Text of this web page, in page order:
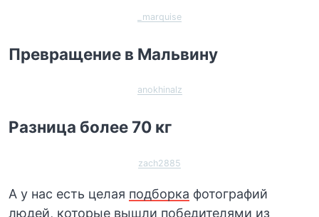
_marquise
Превращение в Мальвину
anokhinalz
Разница более 70 кг
zach2885
А у нас есть целая подборка фотографий
людей, которые вышли победителями из